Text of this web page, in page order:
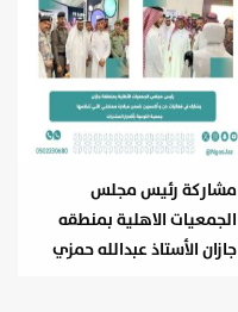
مشاركة رئيس مجلس
الجمعيات الاهلية بمنطقه
جازان الأستاذ عبدالله حمزي